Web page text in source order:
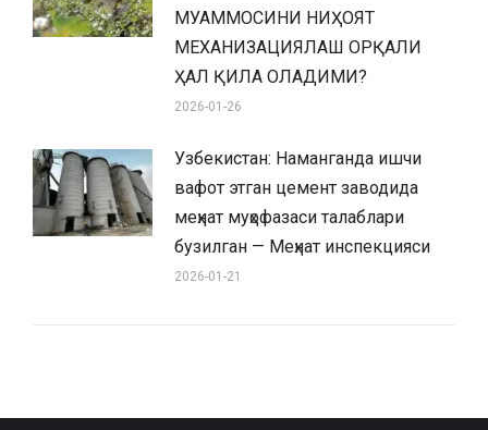
МУАММОСИНИ НИҲОЯТ
МЕХАНИЗАЦИЯЛАШ ОРҚАЛИ
ҲАЛ ҚИЛА ОЛАДИМИ?
2026-01-26
Узбекистан: Наманганда ишчи
вафот этган цемент заводида
меҳнат муҳофазаси талаблари
бузилган — Меҳнат инспекцияси
2026-01-21